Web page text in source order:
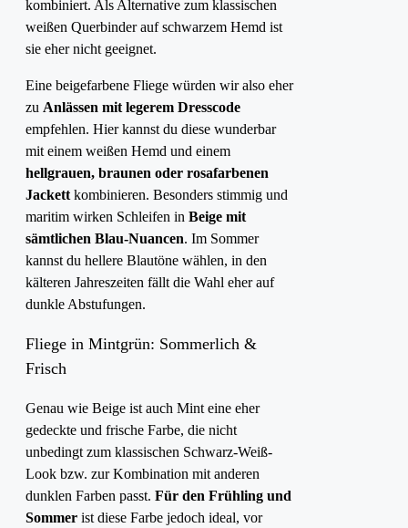
kombiniert. Als Alternative zum klassischen
weißen Querbinder auf schwarzem Hemd ist
sie eher nicht geeignet.
Eine beigefarbene Fliege würden wir also eher
zu Anlässen mit legerem Dresscode
empfehlen. Hier kannst du diese wunderbar
mit einem weißen Hemd und einem
hellgrauen, braunen oder rosafarbenen
Jackett kombinieren. Besonders stimmig und
maritim wirken Schleifen in Beige mit
sämtlichen Blau-Nuancen. Im Sommer
kannst du hellere Blautöne wählen, in den
kälteren Jahreszeiten fällt die Wahl eher auf
dunkle Abstufungen.
Fliege in Mintgrün: Sommerlich &
Frisch
Genau wie Beige ist auch Mint eine eher
gedeckte und frische Farbe, die nicht
unbedingt zum klassischen Schwarz-Weiß-
Look bzw. zur Kombination mit anderen
dunklen Farben passt. Für den Frühling und
Sommer ist diese Farbe jedoch ideal, vor